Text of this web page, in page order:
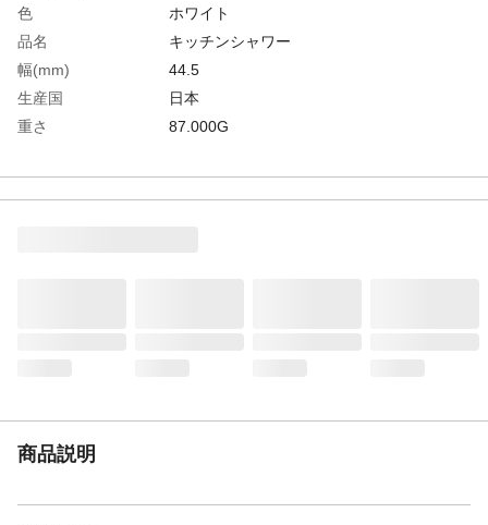
色
ホワイト
品名
キッチンシャワー
幅(mm)
44.5
生産国
日本
重さ
87.000G
商品説明